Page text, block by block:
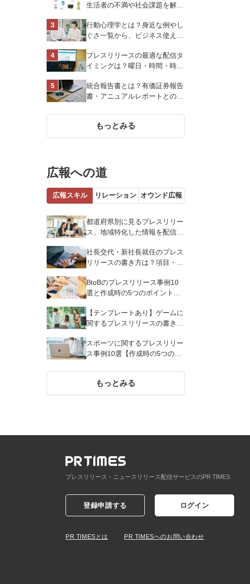
生活者の不満や社会課題を解決
スオーヤマ株式会社
行動心理学とは？身近な例やし
ぐさ一覧から、ビジネス使える
プレスリリースの最適な配信タ
イミングは？曜日・時間・時期
化させよう
統合報告書とは？有価証券報告
書・アニュアルレポートとの違
もっとみる
広報への道
広報スキル リレーション オウンド広報
都道府県別に見るプレスリリー
ス。地域特化した情報を配信す
社長交代・新社長就任のプレス
リリースの書き方は？項目・ポ
BtoBのプレスリリース事例10
選と作成時の5つのポイントを
【テンプレートあり】ゲームに
関するプレスリリースの書き方
スポーツに関するプレスリリー
ス事例10選【作成時の5つのポ
もっとみる
プレスリリース・ニュースリリース配信サービスのPR TIMES
登録申請する ログイン
PR TIMESとは PR TIMESへのお問い合わせ